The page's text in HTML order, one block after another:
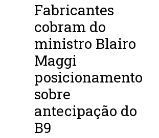
Fabricantes
cobram do
ministro Blairo
Maggi
posicionamento
sobre
antecipação do
B9